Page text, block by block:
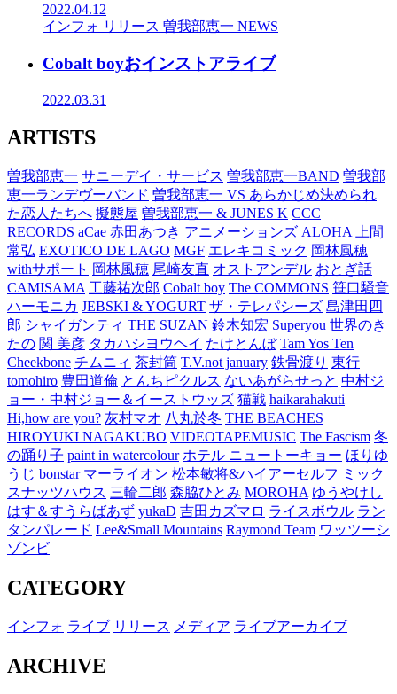
2022.04.12
インフォ リリース 曽我部恵一 NEWS
Cobalt boyおインストアライブ
2022.03.31
ARTISTS
曽我部恵一 サニーデイ・サービス 曽我部恵一BAND 曽我部
恵一ランデヴーバンド 曽我部恵一 VS あらかじめ決められ
た恋人たちへ 擬態屋 曽我部恵一 & JUNES K CCC
RECORDS aCae 赤田あつき アニメーションズ ALOHA
上間
常弘 EXOTICO DE LAGO MGF エレキコミック 岡林風穂
withサポート 岡林風穂 尾崎友直 オストアンデル おとぎ話
CAMISAMA 工藤祐次郎 Cobalt boy The COMMONS 笹口騒音
ハーモニカ JEBSKI & YOGURT ザ・テレパシーズ 島津田四
郎 シャイガンティ THE SUZAN 鈴木知宏 Superyou 世界のき
たの 関 美彦 タカハシヨウヘイ たけとんぼ Tam Yos Ten
Cheekbone チムニィ 茶封筒 T.V.not january 鉄骨渡り 東行
tomohiro 豊田道倫 とんちピクルス ないあがらせっと 中村ジ
ョー・中村ジョー＆イーストウッズ 猫戦 haikarahakuti
Hi,how are you? 灰村マオ 八丸於冬 THE BEACHES
HIROYUKI NAGAKUBO VIDEOTAPEMUSIC The Fascism 冬
の踊り子 paint in watercolour ホテル ニュートーキョー ほりゆ
うじ bonstar マーライオン 松本敏将&ハイアーセルフ ミック
スナッツハウス 三輪二郎 森脇ひとみ MOROHA ゆうやけし
はす＆すうらばあず yukaD 吉田カズマロ ライスボウル ラン
タンパレード Lee&Small Mountains Raymond Team ワッツーシ
ゾンビ
CATEGORY
インフォ ライブ リリース メディア ライブアーカイブ
ARCHIVE